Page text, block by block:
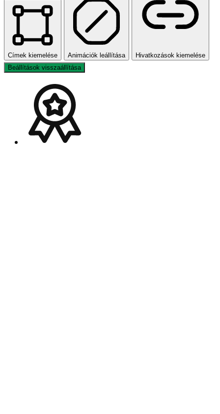
Címek kiemelése Animációk leállítása
Hivatkozások kiemelése
Beállítások visszaállítása